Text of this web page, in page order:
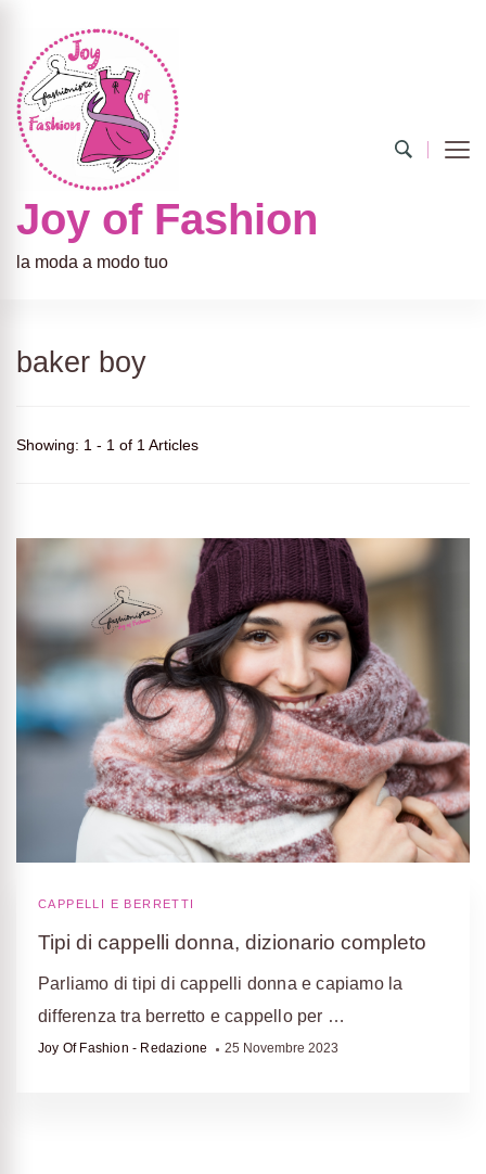
Joy of Fashion
la moda a modo tuo
baker boy
Showing: 1 - 1 of 1 Articles
CAPPELLI E BERRETTI
Tipi di cappelli donna, dizionario completo
Parliamo di tipi di cappelli donna e capiamo la
differenza tra berretto e cappello per …
Joy Of Fashion - Redazione 25 Novembre 2023